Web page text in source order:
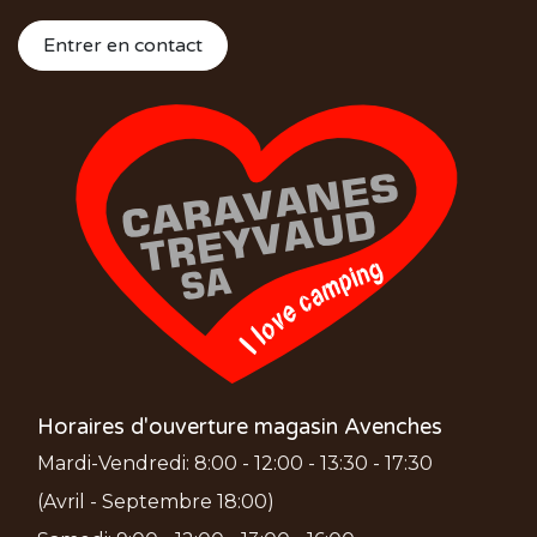
Entrer en contact
Horaires d'ouverture magasin Avenches
Mardi-Vendredi: 8:00 - 12:00 - 13:30 - 17:30
(Avril - Septembre 18:00)